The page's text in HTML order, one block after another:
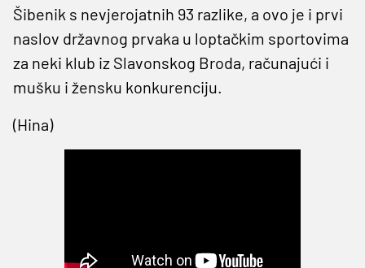
Šibenik s nevjerojatnih 93 razlike, a ovo je i prvi
naslov državnog prvaka u loptačkim sportovima
za neki klub iz Slavonskog Broda, računajući i
mušku i žensku konkurenciju.
(Hina)